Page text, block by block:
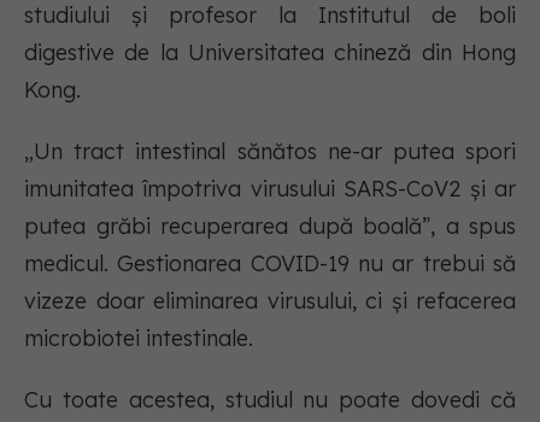
studiului și profesor la Institutul de boli
digestive de la Universitatea chineză din Hong
Kong.
„Un tract intestinal sănătos ne-ar putea spori
imunitatea împotriva virusului SARS-CoV2 și ar
putea grăbi recuperarea după boală”, a spus
medicul. Gestionarea COVID-19 nu ar trebui să
vizeze doar eliminarea virusului, ci și refacerea
microbiotei intestinale.
Cu toate acestea, studiul nu poate dovedi că